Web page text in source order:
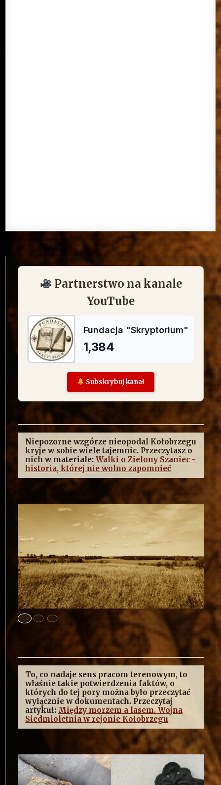
Partnerstwo na kanale
YouTube
Subskrybuj kanał
Niepozorne wzgórze nieopodal Kołobrzegu
kryje w sobie wiele tajemnic. Przeczytasz o
nich w materiale:Walki o Zielony Szaniec -
historia, której nie wolno zapomnieć
To, co nadaje sens pracom terenowym, to
właśnie takie potwierdzenia faktów, o
których do tej pory można było przeczytać
wyłącznie w dokumentach. Przeczytaj
artykuł: Między morzem a lasem. Wojna
Siedmioletnia w rejonie Kołobrzegu